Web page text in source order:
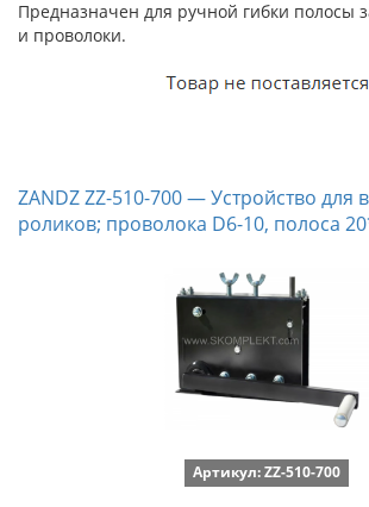
Предназначен для ручной гибки полосы
и проволоки.
ZANDZ ZZ-510-700 — Устройство для
роликов; проволока D6-10, полоса
Артикул: ZZ-510-700